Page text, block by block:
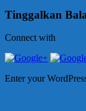
Tinggalkan
Connect with
Enter your